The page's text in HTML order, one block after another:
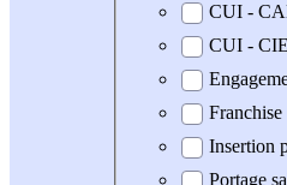
CUI -
CUI - CIE
Franchise
Insertion
Portage